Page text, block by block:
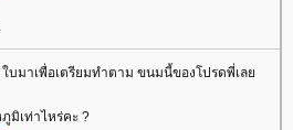
บมาเพื่อเตรียมทำตาม ขนมนี้ของโปรดพี่เล
มิเท่าไหร่คะ ?